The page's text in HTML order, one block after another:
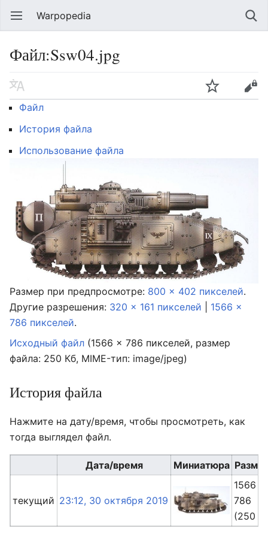
Warpopedia
Файл:Ssw04.jpg
Файл
История файла
Использование файла
Размер при предпросмотре: 800 × 402 пикселей.
Другие разрешения: 320 × 161 пикселей
1566 ×
786 пикселей.
Исходный файл (1566 × 786 пикселей, размер
файла: 250 Кб, MIME-тип: image/jpeg)
История файла
Нажмите на дату/время, чтобы просмотреть, как
тогда выглядел файл.
Дата/время Миниатюра
текущий 23:12, 30 октября 2019
1566 ×
786
(250